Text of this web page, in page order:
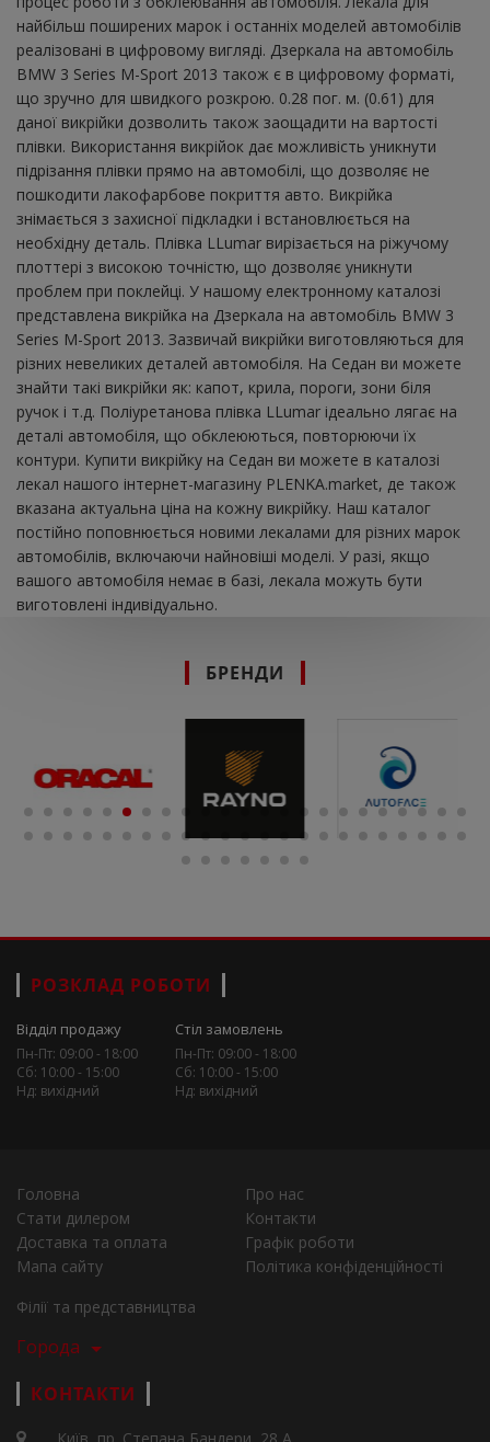
найбільш поширених марок і останніх моделей автомобілів
реалізовані в цифровому вигляді. Дзеркала на автомобіль
BMW 3 Series M-Sport 2013 також є в цифровому форматі,
що зручно для швидкого розкрою. 0.28 пог. м. (0.61) для
даної викрійки дозволить також заощадити на вартості
плівки. Використання викрійок дає можливість уникнути
підрізання плівки прямо на автомобілі, що дозволяє не
пошкодити лакофарбове покриття авто. Викрійка
знімається з захисної підкладки і встановлюється на
необхідну деталь. Плівка LLumar вирізається на ріжучому
плоттері з високою точністю, що дозволяє уникнути
проблем при поклейці. У нашому електронному каталозі
представлена ​​викрійка на Дзеркала на автомобіль BMW 3
Series M-Sport 2013. Зазвичай викрійки виготовляються для
різних невеликих деталей автомобіля. На Седан ви можете
знайти такі викрійки як: капот, крила, пороги, зони біля
ручок і т.д. Поліуретанова плівка LLumar ідеально лягає на
деталі автомобіля, що обклеюються, повторюючи їх
контури. Купити викрійку на Седан ви можете в каталозі
лекал нашого інтернет-магазину PLENKA.market, де також
вказана актуальна ціна на кожну викрійку. Наш каталог
постійно поповнюється новими лекалами для різних марок
автомобілів, включаючи найновіші моделі. У разі, якщо
вашого автомобіля немає в базі, лекала можуть бути
виготовлені індивідуально.
БРЕНДИ
РОЗКЛАД РОБОТИ
Відділ продажу
Пн-Пт: 09:00 - 18:00
Сб: 10:00 - 15:00
Нд: вихідний
Стіл замовлень
Пн-Пт: 09:00 - 18:00
Сб: 10:00 - 15:00
Нд: вихідний
Головна
Про нас
Стати дилером
Контакти
Доставка та оплата
Графік роботи
Мапа сайту
Політика конфіденційності
Філії та представництва
Города
КОНТАКТИ